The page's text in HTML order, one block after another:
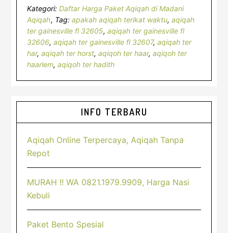
Kategori:Daftar Harga Paket Aqiqah di Madani
Aqiqah Tag:apakah aqiqah terikat waktu,aqiqah
ter gainesville fl 32605,aqiqah ter gainesville fl
32606,aqiqah ter gainesville fl 32607,aqiqah ter
har,aqiqah ter horst,aqiqoh ter haar,aqiqoh ter
haarlem,aqiqoh ter hadith
Sidebar
Utama
INFO TERBARU
Aqiqah Online Terpercaya, Aqiqah Tanpa
Repot
MURAH !! WA 0821.1979.9909, Harga Nasi
Kebuli
Paket Bento Spesial